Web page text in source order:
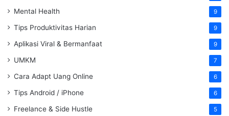
Mental Health 9
Tips Produktivitas Harian 9
Aplikasi Viral & Bermanfaat 9
UMKM 7
Cara Adapt Uang Online 6
Tips Android / iPhone 6
Freelance & Side Hustle 5